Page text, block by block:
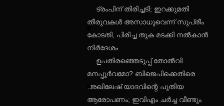
ട്രംപിന് തിരിച്ചടി; ഇറക്കുമതി
തീരുവകൾ അസാധുവെന്ന് സുപ്രീം
കോടതി, പിരിച്ച തുക മടക്കി നൽകാൻ
നിർദേശം
ഉപതിരഞ്ഞെടുപ്പ് തോൽവി
മനപ്പൂർവമോ? ബിജെപിക്കെതിരെ
അഖിലേഷ് യാദവിന്റെ പുതിയ
ആരോപണം; ഇവിഎം ചർച്ച വീണ്ടും